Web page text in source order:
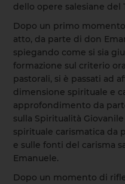
dello opere salesiane del
Dopo un primo
atto, da parte di don
spiegando come si sia
formazione sul criterio
pastorali, si è passati ad
dimensione spirituale e
approfondimento da
sulla Spiritualità
spirituale carismatica da
e sulle fonti del carisma
Emanuele.
Dopo un momento di